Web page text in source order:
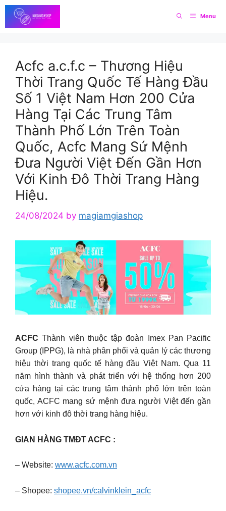
Skip
to
content
Menu
Acfc a.c.f.c – Thương Hiệu
Thời Trang Quốc Tế Hàng Đầu
Số 1 Việt Nam Hơn 200 Cửa
Hàng Tại Các Trung Tâm
Thành Phố Lớn Trên Toàn
Quốc, Acfc Mang Sứ Mệnh
Đưa Người Việt Đến Gần Hơn
Với Kinh Đô Thời Trang Hàng
Hiệu.
24/08/2024 by magiamgiashop
ACFCThành viên thuộc tập đoàn Imex Pan Pacific
Group (IPPG), là nhà phân phối và quản lý các thương
hiệu thời trang quốc tế hàng đầu Việt Nam. Qua 11
năm hình thành và phát triển với hệ thống hơn 200
cửa hàng tại các trung tâm thành phố lớn trên toàn
quốc, ACFC mang sứ mệnh đưa người Việt đến gần
hơn với kinh đô thời trang hàng hiệu.
GIAN HÀNG TMĐT ACFC :
– Website: www.acfc.com.vn
– Shopee: shopee.vn/calvinklein_acfc